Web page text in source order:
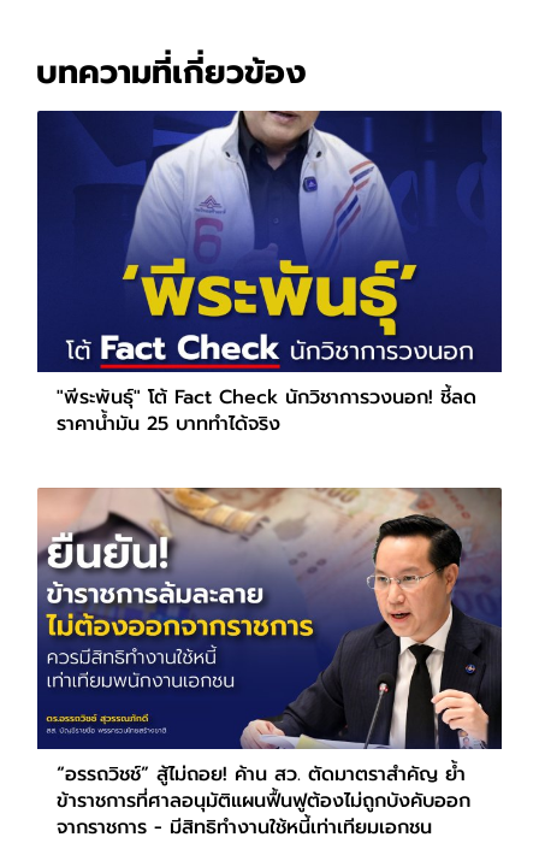
บทความที่เกี่ยวข้อง
"พีระพันธุ์" โต้ Fact Check นักวิชาการวงนอก! ชี้ลด
ราคาน้ำมัน 25 บาททำได้จริง
“อรรถวิชช์” สู้ไม่ถอย! ค้าน สว. ตัดมาตราสำคัญ ย้ำ
ข้าราชการที่ศาลอนุมัติแผนฟื้นฟูต้องไม่ถูกบังคับออก
จากราชการ - มีสิทธิทำงานใช้หนี้เท่าเทียมเอกชน